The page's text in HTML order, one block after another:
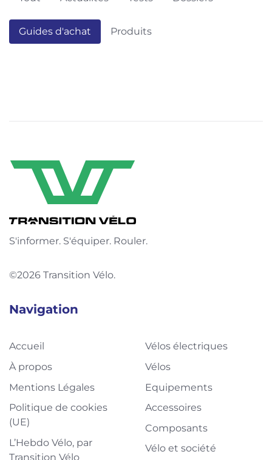
Guides d'achat Produits
S'informer. S'équiper. Rouler.
©2026 Transition Vélo.
Navigation
Accueil
À propos
Mentions Légales
Politique de cookies
(UE)
L’Hebdo Vélo, par
Transition Vélo
Vélos électriques
Vélos
Equipements
Accessoires
Composants
Vélo et société